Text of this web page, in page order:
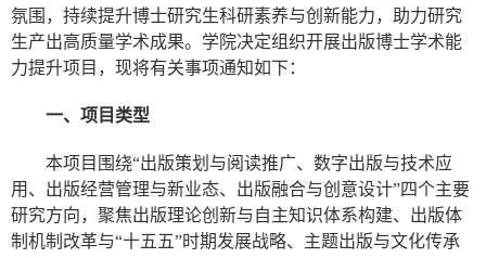
氛围，持续提升博士研究生科研素养与创新能力，助力研究
生产出高质量学术成果。学院决定组织开展出版博士学术能
力提升项目，现将有关事项通知如下：
一、项目类型
本项目围绕“出版策划与阅读推广、数字出版与技术应
用、出版经营管理与新业态、出版融合与创意设计”四个主要
研究方向，聚焦出版理论创新与自主知识体系构建、出版体
制机制改革与“十五五”时期发展战略、主题出版与文化传承